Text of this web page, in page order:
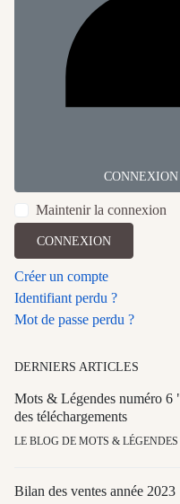
Maintenir la connexion
CONNEXION
Créer un compte
Identifiant perdu ?
Mot de passe perdu ?
DERNIERS ARTICLES
Mots & Légendes numéro 6
des téléchargements
LE BLOG DE MOTS & LÉGENDES
Bilan des ventes année 2023